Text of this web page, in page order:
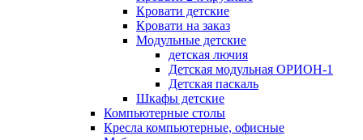
Кровати детские
Кровати на заказ
Модульные детские
детская лючия
Детская модульная ОРИОН-1
Детская паскаль
Шкафы детские
Компьютерные столы
Кресла компьютерные, офисные